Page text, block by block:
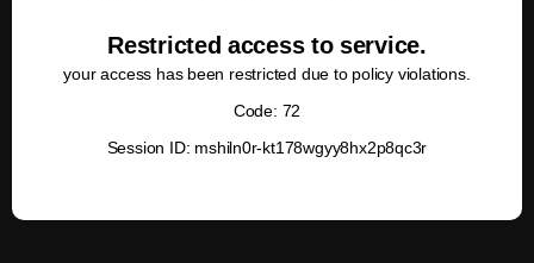
Restricted access to service.
your access has been restricted due to policy violations.
Code: 72
Session ID: mshiln0r-kt178wgyy8hx2p8qc3r